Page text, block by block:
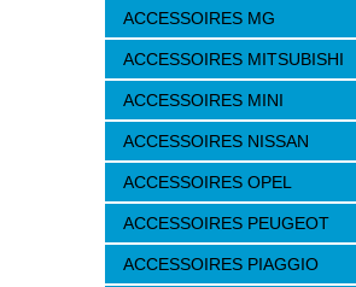
ACCESSOIRES MG
ACCESSOIRES MITSUBISHI
ACCESSOIRES MINI
ACCESSOIRES NISSAN
ACCESSOIRES OPEL
ACCESSOIRES PEUGEOT
ACCESSOIRES PIAGGIO